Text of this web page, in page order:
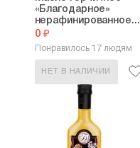
«Благодарное»
нерафинированное...
0 ₽
Понравилось 17 людям
НЕТ В НАЛИЧИИ